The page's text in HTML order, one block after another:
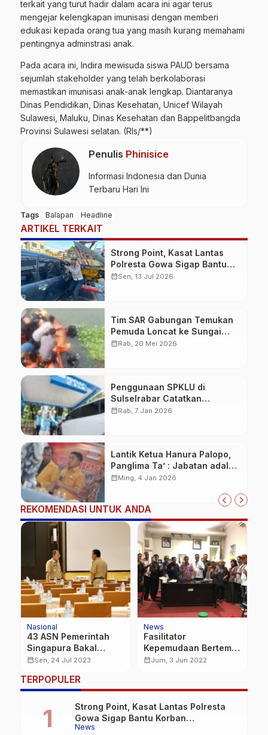
terkait yang turut hadir dalam acara ini agar terus
mengejar kelengkapan imunisasi dengan memberi
edukasi kepada orang tua yang masih kurang memahami
pentingnya adminstrasi anak.
Pada acara ini, Indira mewisuda siswa PAUD bersama
sejumlah stakeholder yang telah berkolaborasi
memastikan imunisasi anak-anak lengkap. Diantaranya
Dinas Pendidikan, Dinas Kesehatan, Unicef Wilayah
Sulawesi, Maluku, Dinas Kesehatan dan Bappelitbangda
Provinsi Sulawesi selatan. (Rls/**)
Penulis Phinisice
Informasi Indonesia dan Dunia
Terbaru Hari Ini
Tags Balapan Headline
ARTIKEL TERKAIT
Strong Point, Kasat Lantas
Polresta Gowa Sigap Bantu
Korban Kecelakaan
calendar_monthSen, 13 Jul 2026
Tim SAR Gabungan Temukan
Pemuda Loncat ke Sungai
Pampang Makassar
calendar_monthRab, 20 Mei 2026
Penggunaan SPKLU di
Sulselrabar Catatkan
Kenaikan Tiga Kali Lipat di
calendar_monthRab, 7 Jan 2026
Lantik Ketua Hanura Palopo,
Panglima Ta’ : Jabatan adalah
amanah siap dipertanggung
calendar_monthMing, 4 Jan 2026
REKOMENDASI UNTUK ANDA
Nasional
43 ASN Pemerintah
Singapura Bakal
datang ke Makassar,
Persiapan
calendar_monthSen, 24 Jul 2023
News
Fasilitator
Kepemudaan Bertemu
Kecamatan
Pemkot
calendar_monthJum, 3 Jun 2022
TERPOPULER
News
Strong Point, Kasat Lantas Polresta
Gowa Sigap Bantu Korban
Kecelakaan